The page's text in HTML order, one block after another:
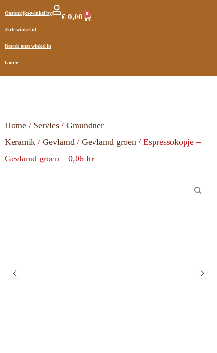
Oostenrijksewinkel by
Zirbewinkel.nl
Bezoek onze winkel in
Goirle
€ 0,00 0
Home / Servies / Gmundner
Keramik / Gevlamd / Gevlamd groen / Espressokopje –
Gevlamd groen – 0,06 ltr